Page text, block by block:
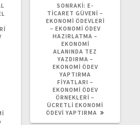
SONRAKI: SONRAKI
YAZI:
E-
TICARET GÜVENI –
EKONOMI ÖDEVLERI
– EKONOMI ÖDEV
HAZIRLATMA –
EKONOMI
ALANINDA TEZ
YAZDIRMA –
EKONOMI ÖDEV
YAPTIRMA
FIYATLARI –
EKONOMI ÖDEV
ÖRNEKLERI –
ÜCRETLI EKONOMI
ÖDEVI YAPTIRMA